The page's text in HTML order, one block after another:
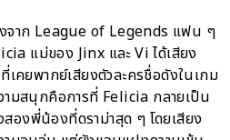
จาก League of Legends แฟน ๆ
แม่ของ Jinx และ Vi ได้เสียง
คยพากย์เสียงตัวละครชื่อดังในเกม
ามสนุกคือการที่ Felicia กลายเป็น
องพี่น้องที่ดราม่าสุด ๆ โดยเสียง